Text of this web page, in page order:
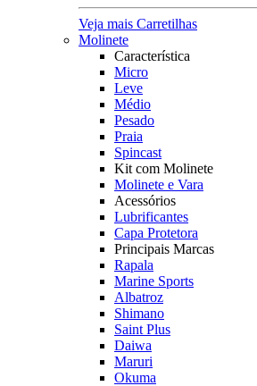
Veja mais Carretilhas
Molinete
Característica
Micro
Leve
Médio
Pesado
Praia
Spincast
Kit com Molinete
Molinete e Vara
Acessórios
Lubrificantes
Capa Protetora
Principais Marcas
Rapala
Marine Sports
Albatroz
Shimano
Saint Plus
Daiwa
Maruri
Okuma